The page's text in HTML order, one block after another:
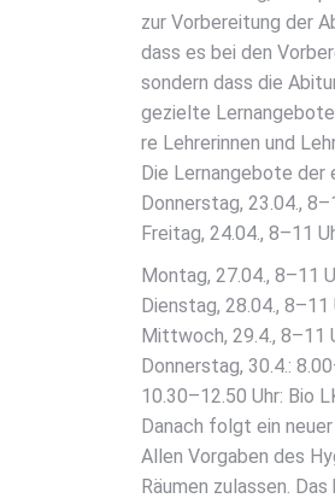
zur Vor­be­rei­tung der
dass es bei den
son­dern dass die
geziel­te
re Leh­re­rin­nen und
Die Lern­an­ge­bo­te
Don­ners­tag, 23.04.,
Frei­tag, 24.04., 8–11
Mon­tag, 27.04., 8–11
Diens­tag, 28.04., 8–11
Mitt­woch, 29.4., 8–11
Don­ners­tag, 30.4.:
10.30–12.50 Uhr: Bio
Danach folgt ein neu­er
Allen Vor­ga­ben des
Räu­men zulas­sen.